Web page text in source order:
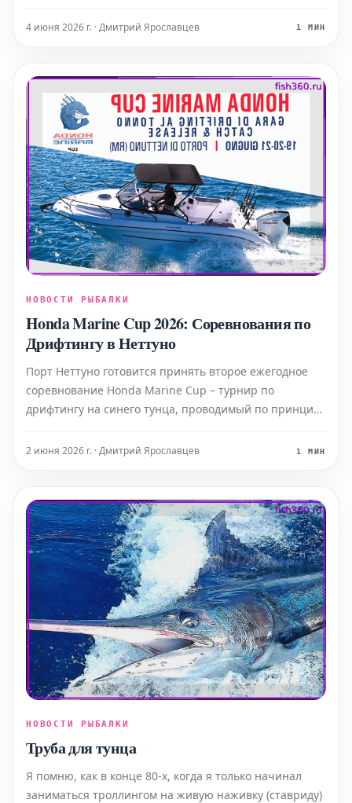
и эффективной подготовки оснастки. Компания Stonfo
4 июня 2026 г. · Дмитрий Ярославцев 1 МИН
НОВОСТИ РЫБАЛКИ
Honda Marine Cup 2026: Соревнования по
Дрифтингу в Неттуно
Порт Неттуно готовится принять второе ежегодное
соревнование Honda Marine Cup – турнир по
дрифтингу на синего тунца, проводимый по принципу
19-21 июня, обещая насыщенные выходные для всех
2 июня 2026 г. · Дмитрий Ярославцев 1 МИН
НОВОСТИ РЫБАЛКИ
Труба для тунца
Я помню, как в конце 80-х, когда я только начинал
заниматься троллингом на живую наживку (ставриду)